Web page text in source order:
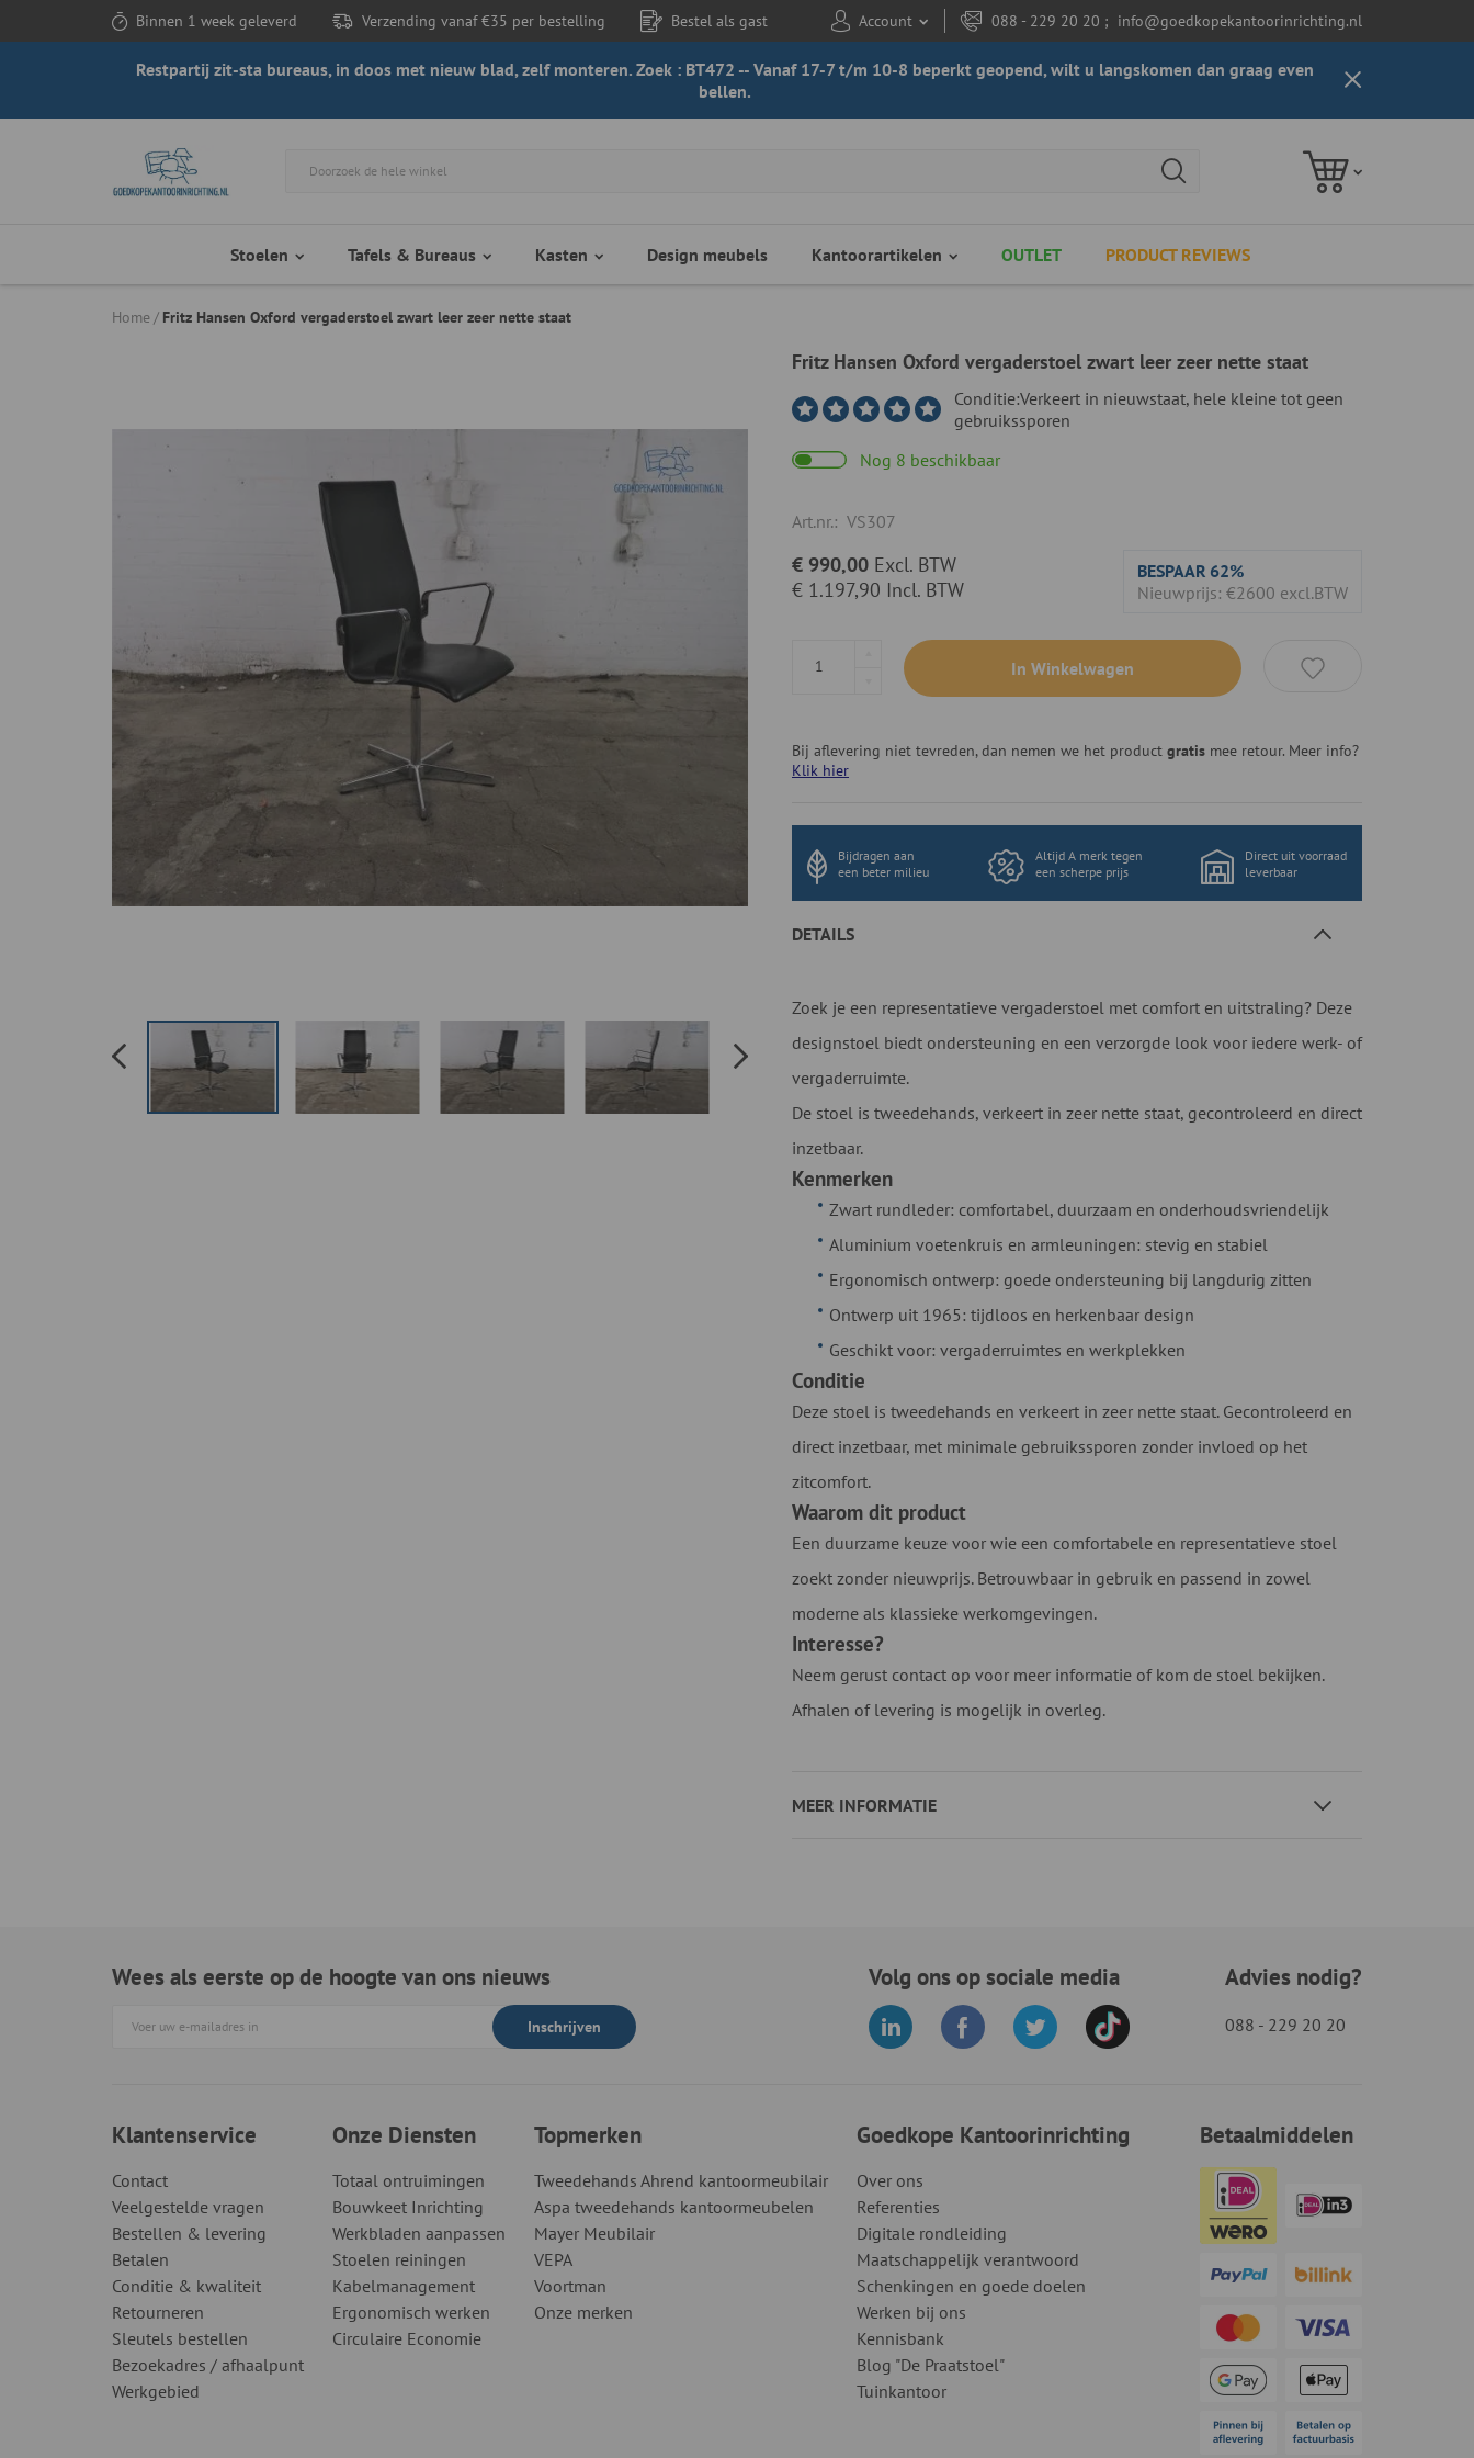
Binnen 1 week geleverd Verzending vanaf €35 per bestelling Bestel als gast Account 088 - 229 20 20 ; info@goedkopekantoorinrichting.nl
Restpartij zit-sta bureaus, in doos met nieuw blad, zelf monteren. Zoek : BT472 -- Vanaf 17-7 t/m 10-8 beperkt geopend, wilt u langskomen dan graag even
bellen.
Stoelen Tafels & Bureaus Kasten Design meubels Kantoorartikelen OUTLET PRODUCT REVIEWS
Home Fritz Hansen Oxford vergaderstoel zwart leer zeer nette staat
Fritz Hansen Oxford vergaderstoel zwart leer zeer nette staat
Conditie:Verkeert in nieuwstaat, hele kleine tot geen
gebruikssporen
Nog 8 beschikbaar
Art.nr.: VS307
BESPAAR 62%
Nieuwprijs: €2600 excl.BTW
€ 1.197,90 Incl. BTW
€ 990,00 Excl. BTW
In Winkelwagen
Bij aflevering niet tevreden, dan nemen we het productgratis mee retour. Meer info?
Klik hier
Bijdragen aan
een beter milieu
Altijd A merk tegen
een scherpe prijs
Direct uit voorraad
leverbaar
DETAILS
Zoek je een representatieve vergaderstoel met comfort en uitstraling? Deze
designstoel biedt ondersteuning en een verzorgde look voor iedere werk- of
vergaderruimte.
De stoel is tweedehands, verkeert in zeer nette staat, gecontroleerd en direct
inzetbaar.
Kenmerken
Zwart rundleder: comfortabel, duurzaam en onderhoudsvriendelijk
Aluminium voetenkruis en armleuningen: stevig en stabiel
Ergonomisch ontwerp: goede ondersteuning bij langdurig zitten
Ontwerp uit 1965: tijdloos en herkenbaar design
Geschikt voor: vergaderruimtes en werkplekken
Conditie
Deze stoel is tweedehands en verkeert in zeer nette staat. Gecontroleerd en
direct inzetbaar, met minimale gebruikssporen zonder invloed op het
zitcomfort.
Waarom dit product
Een duurzame keuze voor wie een comfortabele en representatieve stoel
zoekt zonder nieuwprijs. Betrouwbaar in gebruik en passend in zowel
moderne als klassieke werkomgevingen.
Interesse?
Neem gerust contact op voor meer informatie of kom de stoel bekijken.
Afhalen of levering is mogelijk in overleg.
MEER INFORMATIE
Wees als eerste op de hoogte van ons nieuws
Inschrijven
Volg ons op sociale media
Klantenservice
Contact
Veelgestelde vragen
Bestellen & levering
Betalen
Conditie & kwaliteit
Retourneren
Sleutels bestellen
Bezoekadres / afhaalpunt
Werkgebied
Onze Diensten
Totaal ontruimingen
Bouwkeet Inrichting
Werkbladen aanpassen
Stoelen reiningen
Kabelmanagement
Ergonomisch werken
Circulaire Economie
Topmerken
Tweedehands Ahrend kantoormeubilair
Aspa tweedehands kantoormeubelen
Mayer Meubilair
VEPA
Voortman
Onze merken
Goedkope Kantoorinrichting
Over ons
Referenties
Digitale rondleiding
Maatschappelijk verantwoord
Schenkingen en goede doelen
Werken bij ons
Kennisbank
Blog "De Praatstoel"
Tuinkantoor
Advies nodig?
088 - 229 20 20
Betaalmiddelen